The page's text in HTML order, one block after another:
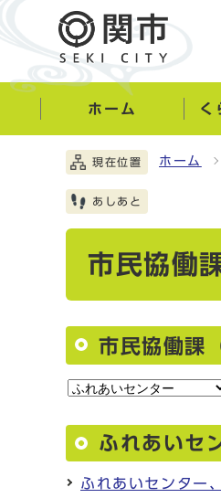
ホーム く
現在位置 ホーム
あしあと
市民協働
市民協働課
ふれあいセ
ふれあいセンター